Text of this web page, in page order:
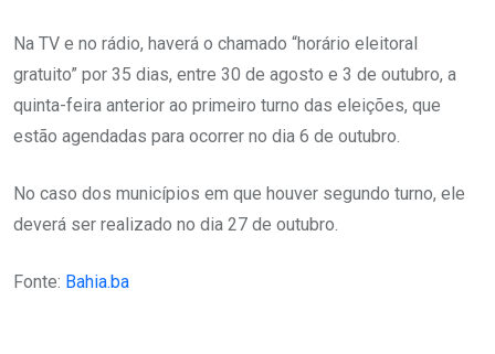
Na TV e no rádio, haverá o chamado “horário eleitoral
gratuito” por 35 dias, entre 30 de agosto e 3 de outubro, a
quinta-feira anterior ao primeiro turno das eleições, que
estão agendadas para ocorrer no dia 6 de outubro.
No caso dos municípios em que houver segundo turno, ele
deverá ser realizado no dia 27 de outubro.
Fonte: Bahia.ba